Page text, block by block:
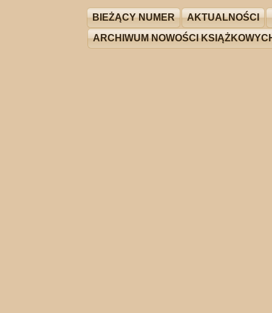
BIEŻĄCY NUMER AKTUALNOŚCI
ARCHIWUM NOWOŚCI